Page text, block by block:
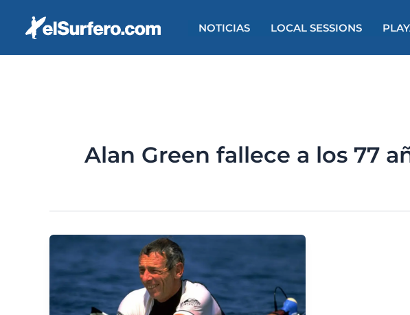
NOTICIAS LOCAL SESSIONS
Alan Green fallece a los 77